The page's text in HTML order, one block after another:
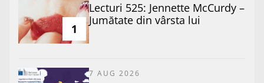
1
Lecturi 525: Jennette McCurdy –
Jumătate din vârsta lui
7 AUG 2026